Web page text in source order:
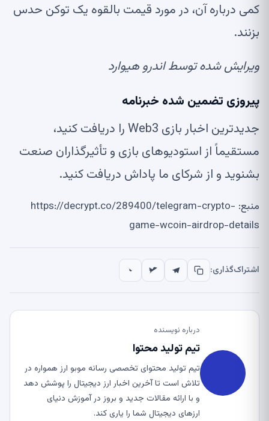
کمی درباره آن، در مورد قیمت بالقوه یک توکن حدس
بزنند.
ویرایش شده توسط اندرو هیوارد
پیروزی تضمین شده خبرنامه
جدیدترین اخبار بازی Web3 را دریافت کنید،
مستقیماً از استودیوهای بازی و تأثیرگذاران صنعت
بشنوید و از شرکای ما پاداش دریافت کنید.
منبع: https://decrypt.co/289400/telegram-crypto-
game-wcoin-airdrop-details
اشتراک‌گذاری:
درباره نویسنده
تیم تولید محتوا
تیم تولید محتوای تخصصی رسانه موبو ارز همواره در
تلاش است تا آخرین اخبار ارز دیجیتال را پوشش دهد
و با ارائه مقالات جدید و بروز در آموزش دنیای
ارزهای دیجیتال شما را یاری کند.